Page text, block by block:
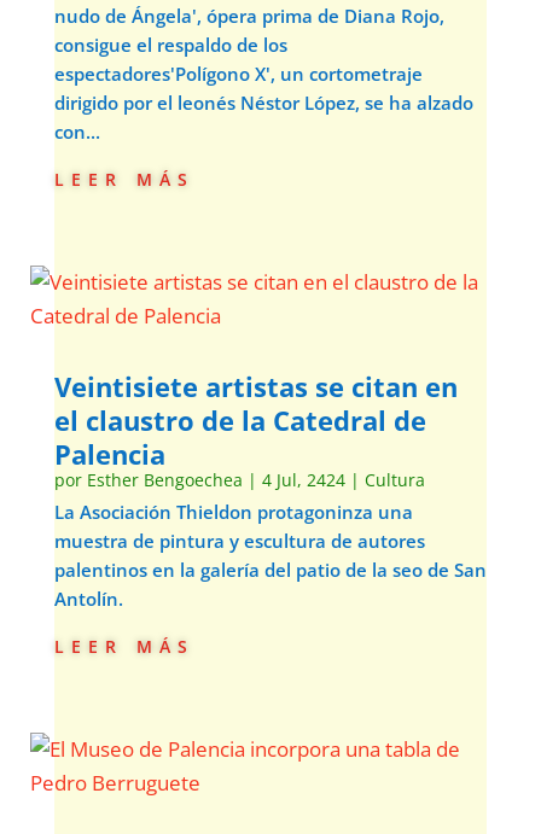
nudo de Ángela', ópera prima de Diana Rojo,
consigue el respaldo de los
espectadores'Polígono X', un cortometraje
dirigido por el leonés Néstor López, se ha alzado
con...
leer más
Veintisiete artistas se citan en
el claustro de la Catedral de
Palencia
por Esther Bengoechea | 4 Jul, 2424| Cultura
La Asociación Thieldon protagoninza una
muestra de pintura y escultura de autores
palentinos en la galería del patio de la seo de San
Antolín.
leer más